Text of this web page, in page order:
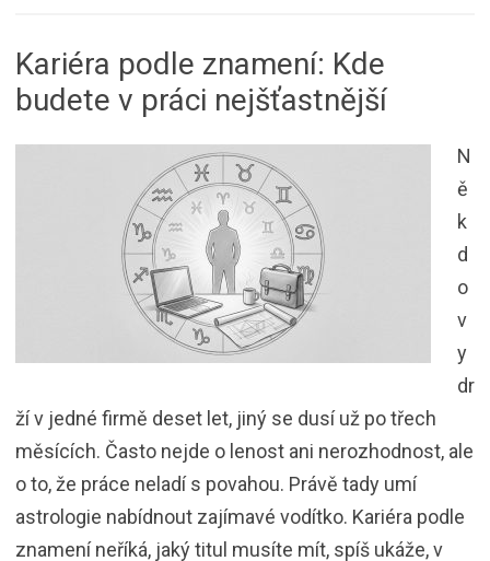
Kariéra podle znamení: Kde
budete v práci nejšťastnější
N
ě
k
d
o
v
y
dr
ží v jedné firmě deset let, jiný se dusí už po třech
měsících. Často nejde o lenost ani nerozhodnost, ale
o to, že práce neladí s povahou. Právě tady umí
astrologie nabídnout zajímavé vodítko. Kariéra podle
znamení neříká, jaký titul musíte mít, spíš ukáže, v